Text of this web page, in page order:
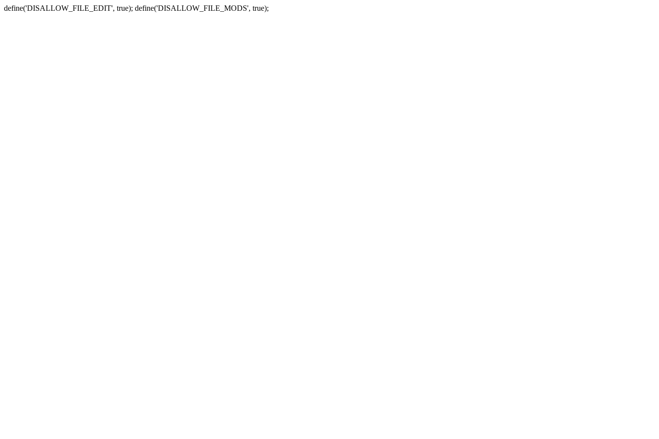
define('DISALLOW_FILE_EDIT', true); define('DISALLOW_FILE_MODS', true);